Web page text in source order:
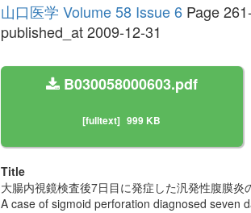
山口医学 Volume 58 Issue 6Page
published_at 2009-12-31
B030058000603.pdf
[fulltext] 999 KB
Title
大腸内視鏡検査後7日目に発症した汎発性腹膜炎
A case of sigmoid perforation diagnosed seven